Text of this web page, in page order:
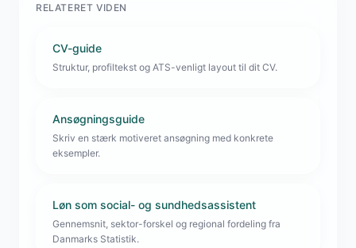
RELATERET VIDEN
CV-guide
Struktur, profiltekst og ATS-venligt layout til dit CV.
Ansøgningsguide
Skriv en stærk motiveret ansøgning med konkrete
eksempler.
Løn som social- og sundhedsassistent
Gennemsnit, sektor-forskel og regional fordeling fra
Danmarks Statistik.